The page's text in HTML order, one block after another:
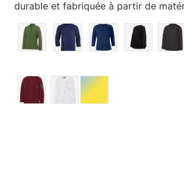
durable et fabriquée à partir de